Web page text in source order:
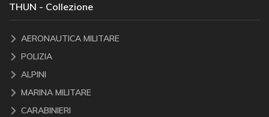
THUN - Collezione
AERONAUTICA MILITARE
POLIZIA
ALPINI
MARINA MILITARE
CARABINIERI